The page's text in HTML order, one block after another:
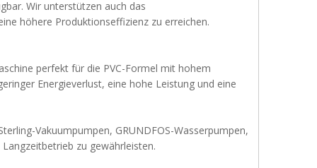
Wir unterstützen auch das
höhere Produktionseffizienz zu erreichen.
perfekt für die PVC-Formel mit hohem
Energieverlust, eine hohe Leistung und eine
Vakuumpumpen, GRUNDFOS-Wasserpumpen,
zu gewährleisten.